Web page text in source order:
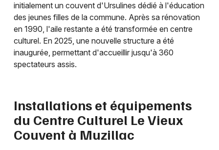
Culture et spectacle dans le Morbihan
Culture et spectacle en Bretagne
Artistes en tournée
Actus à Vannes
initialement un couvent d'Ursulines dédié à l'éducation
des jeunes filles de la commune. Après sa rénovation
en 1990, l'aile restante a été transformée en centre
culturel. En 2025, une nouvelle structure a été
inaugurée, permettant d'accueillir jusqu'à 360
spectateurs assis.
Installations et équipements
du Centre Culturel Le Vieux
Couvent à Muzillac